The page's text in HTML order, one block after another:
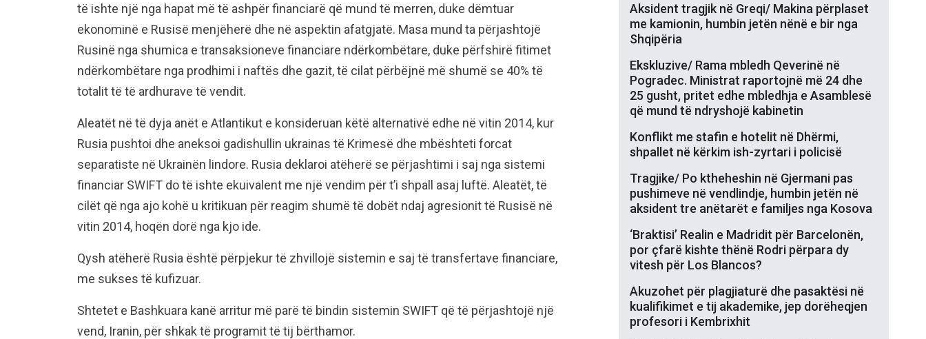
të ishte një nga hapat më të ashpër financiarë që mund të merren, duke dëmtuar
ekonominë e Rusisë menjëherë dhe në aspektin afatgjatë. Masa mund ta përjashtojë
Rusinë nga shumica e transaksioneve financiare ndërkombëtare, duke përfshirë fitimet
ndërkombëtare nga prodhimi i naftës dhe gazit, të cilat përbëjnë më shumë se 40% të
totalit të të ardhurave të vendit.
Aleatët në të dyja anët e Atlantikut e konsideruan këtë alternativë edhe në vitin 2014, kur
Rusia pushtoi dhe aneksoi gadishullin ukrainas të Krimesë dhe mbështeti forcat
separatiste në Ukrainën lindore. Rusia deklaroi atëherë se përjashtimi i saj nga sistemi
financiar SWIFT do të ishte ekuivalent me një vendim për t’i shpall asaj luftë. Aleatët, të
cilët që nga ajo kohë u kritikuan për reagim shumë të dobët ndaj agresionit të Rusisë në
vitin 2014, hoqën dorë nga kjo ide.
Qysh atëherë Rusia është përpjekur të zhvillojë sistemin e saj të transfertave financiare,
me sukses të kufizuar.
Shtetet e Bashkuara kanë arritur më parë të bindin sistemin SWIFT që të përjashtojë një
vend, Iranin, për shkak të programit të tij bërthamor.
Aksident tragjik në Greqi/ Makina përplaset
me kamionin, humbin jetën nënë e bir nga
Shqipëria
Ekskluzive/ Rama mbledh Qeverinë në
Pogradec. Ministrat raportojnë më 24 dhe
25 gusht, pritet edhe mbledhja e Asamblesë
që mund të ndryshojë kabinetin
Konflikt me stafin e hotelit në Dhërmi,
shpallet në kërkim ish-zyrtari i policisë
Tragjike/ Po ktheheshin në Gjermani pas
pushimeve në vendlindje, humbin jetën në
aksident tre anëtarët e familjes nga Kosova
‘Braktisi’ Realin e Madridit për Barcelonën,
por çfarë kishte thënë Rodri përpara dy
vitesh për Los Blancos?
Akuzohet për plagjiaturë dhe pasaktësi në
kualifikimet e tij akademike, jep dorëheqjen
profesori i Kembrixhit